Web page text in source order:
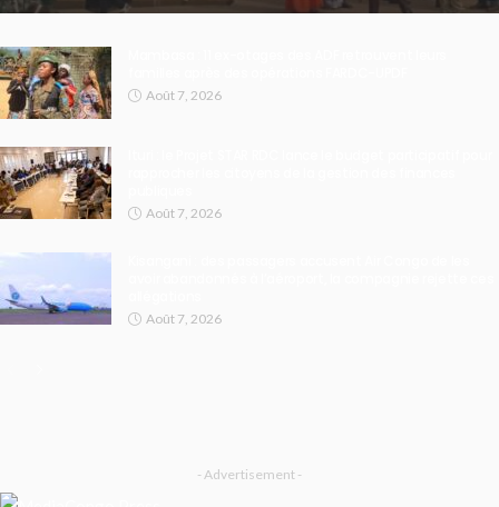
Août 7, 2026
Août 7, 2026
Août 7, 2026
- Advertisement -